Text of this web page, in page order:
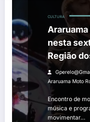
CULTURA
nesta
Região
Araruama Moto
Encontro de
música e
movimentar…